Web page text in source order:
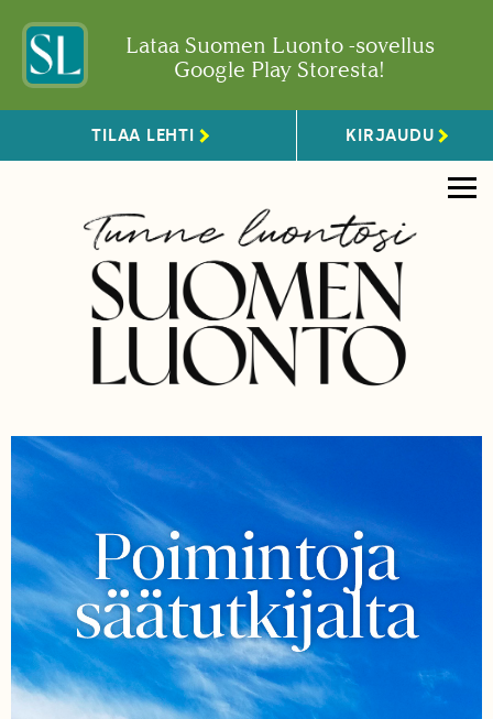
Lataa Suomen Luonto -sovellus
Google Play Storesta!
TILAA LEHTI KIRJAUDU